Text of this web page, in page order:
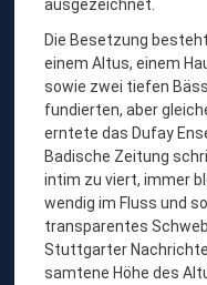
ausgezeichnet.
Die Besetzung
einem Altus, einem
sowie zwei tiefen
fundierten, aber
erntete das Dufay
Badische Zeitung
intim zu viert, immer
wendig im Fluss und
transparentes
Stuttgarter
samtene Höhe des